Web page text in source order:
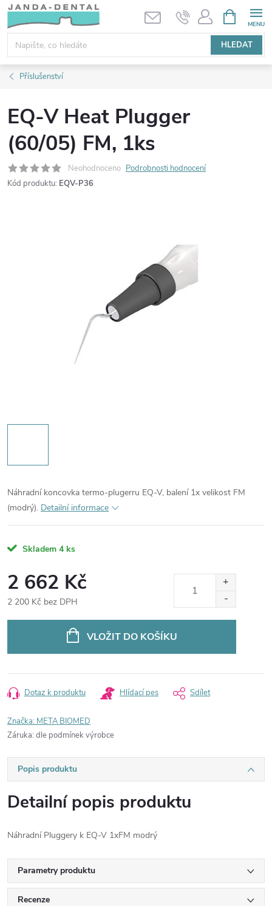
Přejít
obsah
HLEDAT
NÁKUPNÍ
KOŠÍK
Příslušenství
EQ-V Heat Plugger
(60/05) FM, 1ks
Neohodnoceno Podrobnosti hodnocení
Kód produktu: EQV-P36
Náhradní koncovka termo-plugerru EQ-V, balení 1x velikost FM
(modrý). Detailní informace
Skladem 4 ks
2 662 Kč
2 200 Kč bez DPH
VLOŽIT DO KOŠÍKU
Dotaz k produktu Hlídací pes Sdílet
Značka: META BIOMED
Záruka: dle podmínek výrobce
Popis produktu
Detailní popis produktu
Náhradní Pluggery k EQ-V 1xFM modrý
Parametry produktu
Recenze